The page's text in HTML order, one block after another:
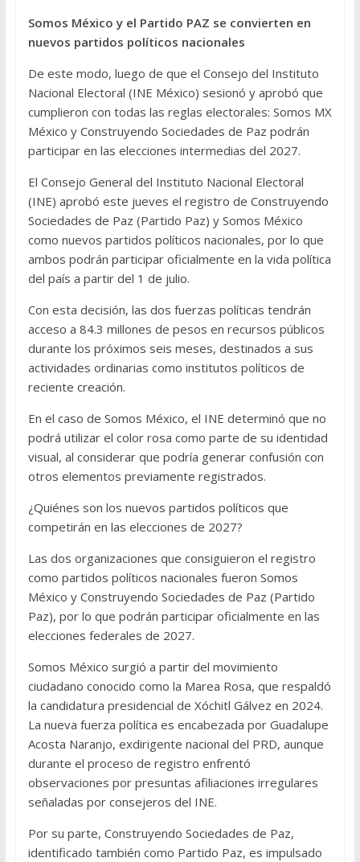
Somos México y el Partido PAZ se convierten en
nuevos partidos políticos nacionales
De este modo, luego de que el Consejo del Instituto
Nacional Electoral (INE México) sesionó y aprobó que
cumplieron con todas las reglas electorales: Somos MX
México y Construyendo Sociedades de Paz podrán
participar en las elecciones intermedias del 2027.
El Consejo General del Instituto Nacional Electoral
(INE) aprobó este jueves el registro de Construyendo
Sociedades de Paz (Partido Paz) y Somos México
como nuevos partidos políticos nacionales, por lo que
ambos podrán participar oficialmente en la vida política
del país a partir del 1 de julio.
Con esta decisión, las dos fuerzas políticas tendrán
acceso a 84.3 millones de pesos en recursos públicos
durante los próximos seis meses, destinados a sus
actividades ordinarias como institutos políticos de
reciente creación.
En el caso de Somos México, el INE determinó que no
podrá utilizar el color rosa como parte de su identidad
visual, al considerar que podría generar confusión con
otros elementos previamente registrados.
¿Quiénes son los nuevos partidos políticos que
competirán en las elecciones de 2027?
Las dos organizaciones que consiguieron el registro
como partidos políticos nacionales fueron Somos
México y Construyendo Sociedades de Paz (Partido
Paz), por lo que podrán participar oficialmente en las
elecciones federales de 2027.
Somos México surgió a partir del movimiento
ciudadano conocido como la Marea Rosa, que respaldó
la candidatura presidencial de Xóchitl Gálvez en 2024.
La nueva fuerza política es encabezada por Guadalupe
Acosta Naranjo, exdirigente nacional del PRD, aunque
durante el proceso de registro enfrentó
observaciones por presuntas afiliaciones irregulares
señaladas por consejeros del INE.
Por su parte, Construyendo Sociedades de Paz,
identificado también como Partido Paz, es impulsado